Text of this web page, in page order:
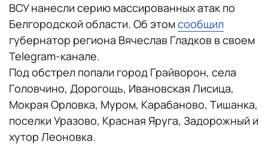
ВСУ нанесли серию массированных атак по
Белгородской области. Об этомсообщил
губернатор региона Вячеслав Гладков в своем
Telegram-канале.
Под обстрел попали город Грайворон, села
Головчино, Дорогощь, Ивановская Лисица,
Мокрая Орловка, Муром, Карабаново, Тишанка,
поселки Уразово, Красная Яруга, Задорожный и
хутор Леоновка.